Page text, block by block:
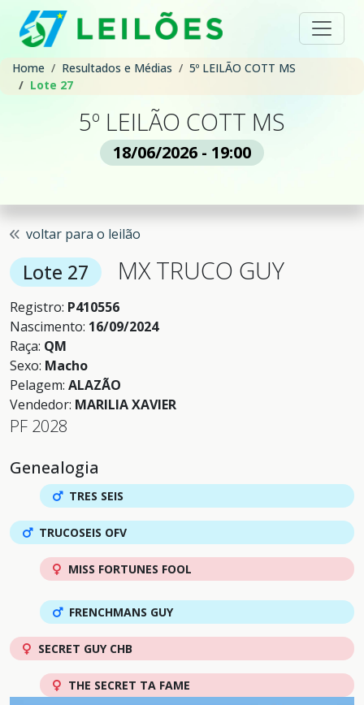
Home Resultados e Médias
5º LEILÃO COTT MS
Lote 27
5º LEILÃO COTT MS
18/06/2026 - 19:00
voltar para o leilão
Lote 27 MX TRUCO GUY
Registro: P410556
Nascimento: 16/09/2024
Raça: QM
Sexo: Macho
Pelagem: ALAZÃO
Vendedor: MARILIA XAVIER
PF 2028
Genealogia
TRES SEIS
TRUCOSEIS OFV
MISS FORTUNES FOOL
FRENCHMANS GUY
SECRET GUY CHB
THE SECRET TA FAME